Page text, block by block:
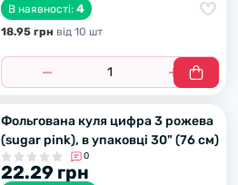
В наявності: 4
18.95 грн вiд 10 шт
Фольгована куля цифра 3 рожева
(sugar pink), в упаковці 30" (76 см)
0
22.29 грн